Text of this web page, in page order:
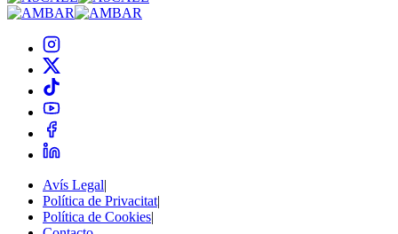
Avís Legal|
Política de Privacitat|
Política de Cookies|